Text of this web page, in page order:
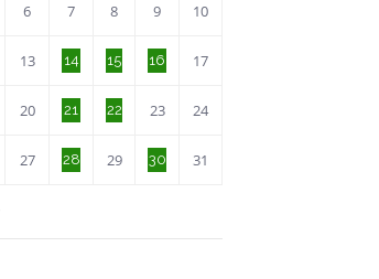
6 7 8 9 10
13 14 15 16 17
20 21 22 23 24
27 28 29 30 31